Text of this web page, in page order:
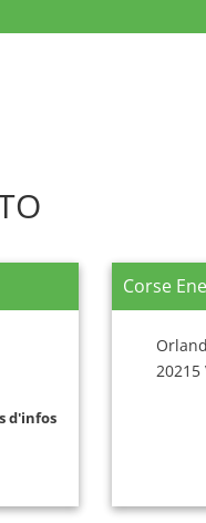
d'infos
Corse
20215